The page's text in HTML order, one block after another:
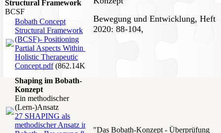
Structural Framework
BCSF
Bobath Concept
Structural Framework
(BCSF)- Positioning
Partial Aspects Within a
Holistic Therapeutic
Concept.pdf(862.14KB)
Bewegung und Entwicklung, Heft
2020: 88-104,
Shaping im Bobath-
Konzept
Ein methodischer
(Lern-)Ansatz
27 SHAPING als
methodischer Ansatz im
"Das Bobath-Konzept - Überprüfung